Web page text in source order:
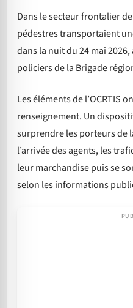
Dans le secteur frontalier
pédestres transportaient
dans la nuit du 24 mai
policiers de la Brigade
Les éléments de l’OCRTIS
renseignement. Un
surprendre les porteurs de
l’arrivée des agents, les
leur marchandise puis se
selon les informations